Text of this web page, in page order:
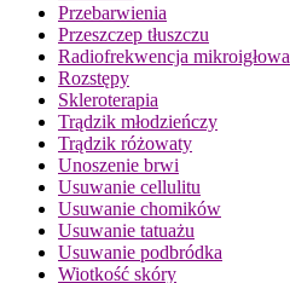
Przebarwienia
Przeszczep tłuszczu
Radiofrekwencja mikroigłowa
Rozstępy
Skleroterapia
Trądzik młodzieńczy
Trądzik różowaty
Unoszenie brwi
Usuwanie cellulitu
Usuwanie chomików
Usuwanie tatuażu
Usuwanie podbródka
Wiotkość skóry